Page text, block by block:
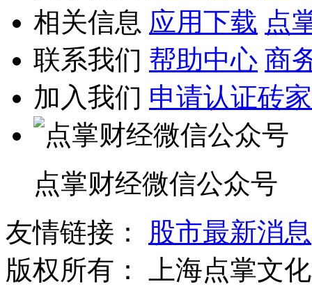
相关信息 应用下载 点
联系我们 帮助中心 商
加入我们 申请认证砖家
点掌财经微信公众号
友情链接：
股市最新消息
版权所有：
上海点掌文